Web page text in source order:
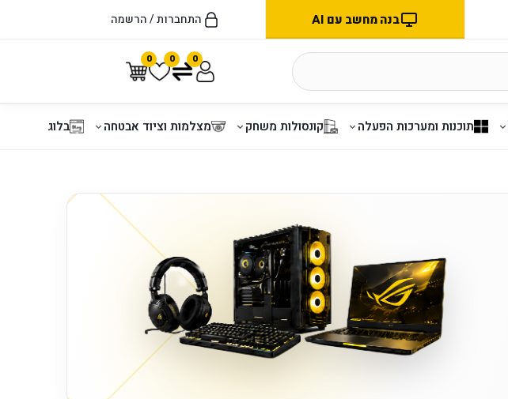
בנה מחשב עם AI התחברות / הרשמה
0 0 0
תוכנות ומערכות הפעלה קונסולות משחק מצלמות וציוד אבטחה בלוג